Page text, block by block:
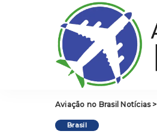
Aviação no Brasil Notícias>
Brasil